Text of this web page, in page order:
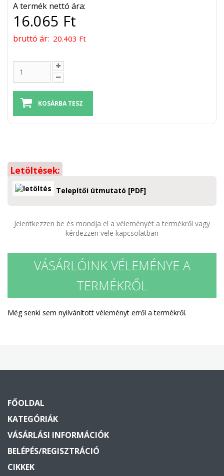
A termék nettó ára:
16.065 Ft
bruttó ár: 20.403 Ft
Letöltések:
Telepítői útmutató [PDF]
Jelentkezzen be és mondja el a véleményét a termékről vagy
kérdezzen vele kapcsolatban
VÁSÁRLÓINK VÉLEMÉNYE A
TERMÉKRŐL
Még senki sem nyilvánított véleményt erről a termékről.
FŐOLDAL
KATEGÓRIÁK
VÁSÁRLÁSI INFORMÁCIÓK
BELÉPÉS/REGISZTRÁCIÓ
CIKKEK